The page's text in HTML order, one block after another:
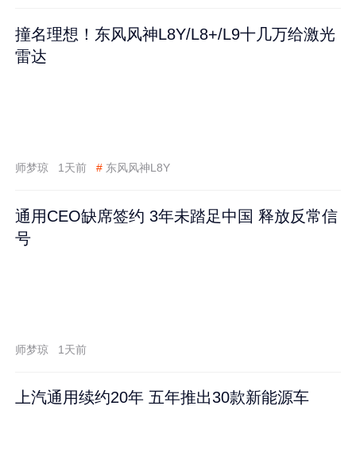
撞名理想！东风风神L8Y/L8+/L9十几万给激光
雷达
师梦琼 1天前 # 东风风神L8Y
通用CEO缺席签约 3年未踏足中国 释放反常信
号
师梦琼 1天前
上汽通用续约20年 五年推出30款新能源车